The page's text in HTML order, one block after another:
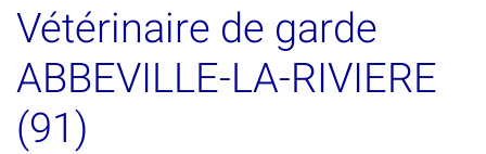
Vétérinaire de garde
ABBEVILLE-LA-RIVIERE
(91)